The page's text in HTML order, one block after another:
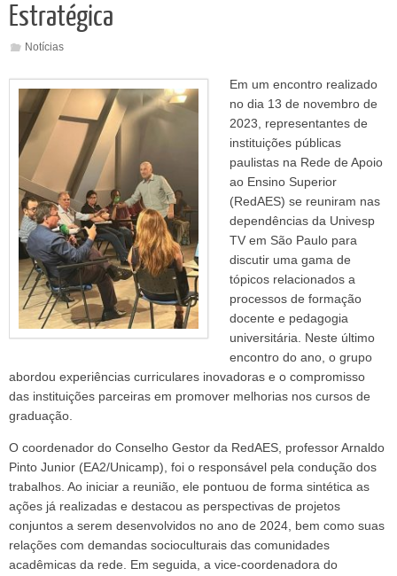
Estratégica
Notícias
Em um encontro realizado
no dia 13 de novembro de
2023, representantes de
instituições públicas
paulistas na Rede de Apoio
ao Ensino Superior
(RedAES) se reuniram nas
dependências da Univesp
TV em São Paulo para
discutir uma gama de
tópicos relacionados a
processos de formação
docente e pedagogia
universitária. Neste último
encontro do ano, o grupo
abordou experiências curriculares inovadoras e o compromisso
das instituições parceiras em promover melhorias nos cursos de
graduação.
O coordenador do Conselho Gestor da RedAES, professor Arnaldo
Pinto Junior (EA2/Unicamp), foi o responsável pela condução dos
trabalhos. Ao iniciar a reunião, ele pontuou de forma sintética as
ações já realizadas e destacou as perspectivas de projetos
conjuntos a serem desenvolvidos no ano de 2024, bem como suas
relações com demandas socioculturais das comunidades
acadêmicas da rede. Em seguida, a vice-coordenadora do